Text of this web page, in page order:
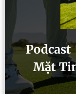
Podcast
Mặt